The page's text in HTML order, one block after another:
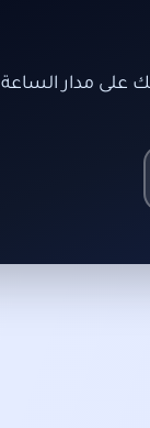
على مدار الساعة